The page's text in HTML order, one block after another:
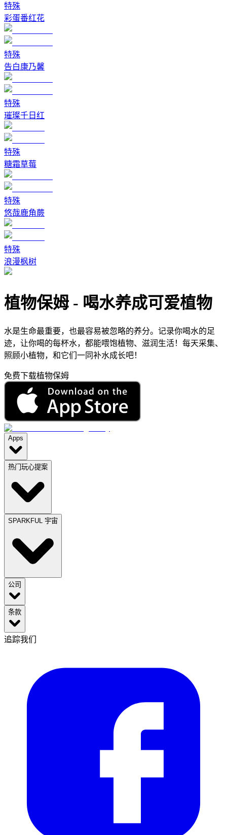
特殊
彩蛋番红花
特殊
告白康乃馨
特殊
璀璨千日红
特殊
糖霜草莓
特殊
悠哉鹿角蕨
特殊
浪漫枫树
植物保姆 - 喝水养成可爱植物
水是生命最重要，也最容易被忽略的养分。记录你喝水的足
迹，让你喝的每杯水，都能喂饱植物、滋润生活！每天采集、
照顾小植物，和它们一同补水成长吧！
免费下载植物保姆
Apps
热门玩心提案
SPARKFUL 宇宙
公司
条款
追踪我们